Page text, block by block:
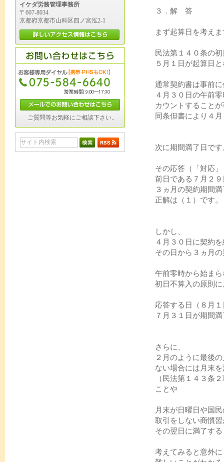
３．解 答
まず起算日を考え
民法第１４０条の
５月１日が起算日
通常契約書は事前
４月３０日の午前
カウントすること
同条但書により４
次に期間満了日です
その応答（「対応
前日である７月２９
３ヵ月の契約期間
正解は（１）です。
しかし、
４月３０日に契約
その日から３ヵ月
午前零時から始ま
初日不算入の原則
応答する日（８月
７月３１日が期間
さらに、
２月のように最後
ない場合には月末
（民法第１４３条
ことや
月末が日曜日や国
取引をしない商慣
その翌日に満了す
考えてみると意外に
イケダ労務管理事務所
〒607-8034
京都府京都市山科区四ノ宮泓2-1
ご質問等お気軽にご相談下さい。